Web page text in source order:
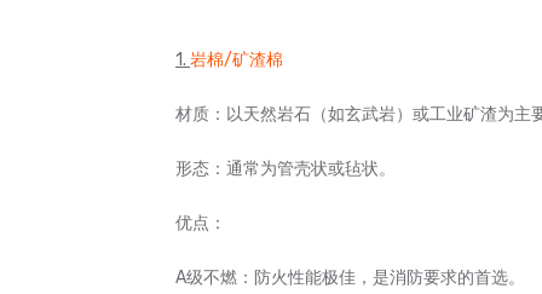
1. 岩棉/矿渣棉
材质：以天然岩石（如玄武岩）或工业矿渣为
形态：通常为管壳状或毡状。
优点：
A级不燃：防火性能极佳，是消防要求的首选。